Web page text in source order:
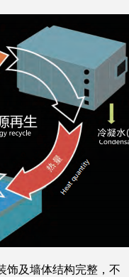
饰及墙体结构完整，不